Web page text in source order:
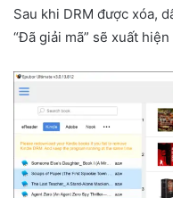
Sau khi DRM được xóa,
“Đã giải mã” sẽ xuất